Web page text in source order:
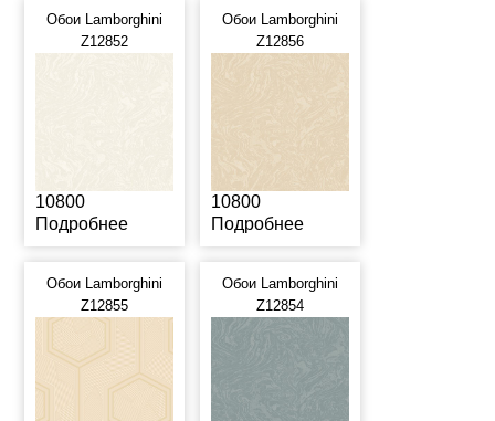
Обои Lamborghini
Z12852
10800
Подробнее
Обои Lamborghini
Z12856
10800
Подробнее
Обои Lamborghini
Z12855
Обои Lamborghini
Z12854